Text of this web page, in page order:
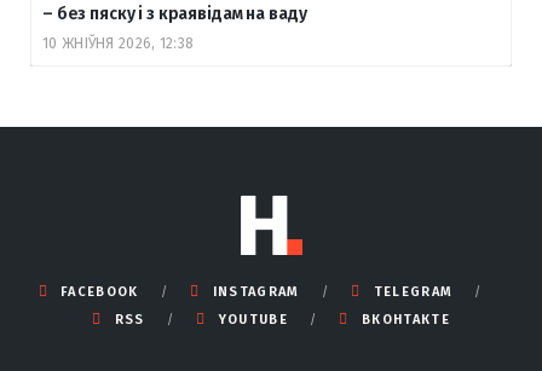
– без пяску і з краявідам на ваду
10 ЖНІЎНЯ 2026, 12:38
FACEBOOK INSTAGRAM
TELEGRAM
RSS
YOUTUBE ВКОНТАКТЕ